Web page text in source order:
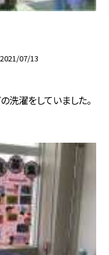
2021/07/13
洗濯をしていました。